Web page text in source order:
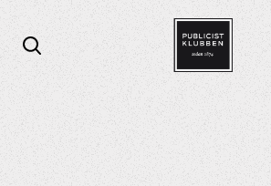
Öppna sök